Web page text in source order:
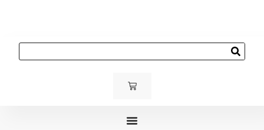
KOSÁR